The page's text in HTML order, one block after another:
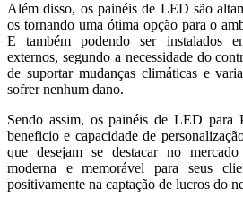
Além disso, os painéis de LED são
os tornando uma ótima opção para o
E também podendo ser instalados
externos, segundo a necessidade do
de suportar mudanças climáticas e
sofrer nenhum dano.
Sendo assim, os painéis de LED para
beneficio e capacidade de
que desejam se destacar no
moderna e memorável para seus
positivamente na captação de lucros do